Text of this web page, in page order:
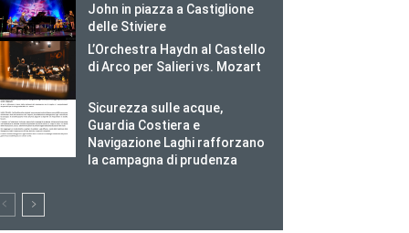
John in piazza a Castiglione
delle Stiviere
L’Orchestra Haydn al Castello
di Arco per Salieri vs. Mozart
Sicurezza sulle acque,
Guardia Costiera e
Navigazione Laghi rafforzano
la campagna di prudenza